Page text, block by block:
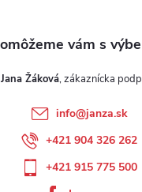
Jana Žáková
info@janza.sk
+421 904 326 262
+421 915 775 500